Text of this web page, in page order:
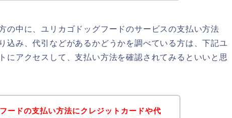
の中に、ユリカゴドッグフードのサービスの支払い方法
込み、代引などがあるかどうかを調べている方は、下記ユ
にアクセスして、支払い方法を確認されてみるといいと思
ードの支払い方法にクレジットカードや代